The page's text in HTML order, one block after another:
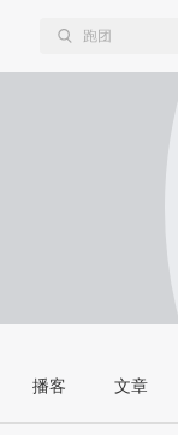
播客 文章